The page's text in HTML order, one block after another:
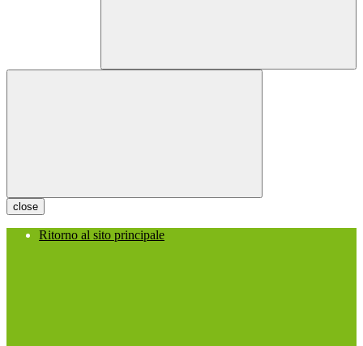
close
Ritorno al sito principale